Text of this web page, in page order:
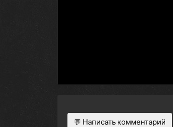
💬 Написать комментарий